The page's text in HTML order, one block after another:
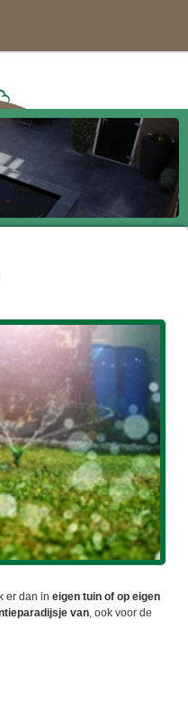
er dan in eigen tuin of op eigen
van, ook voor de